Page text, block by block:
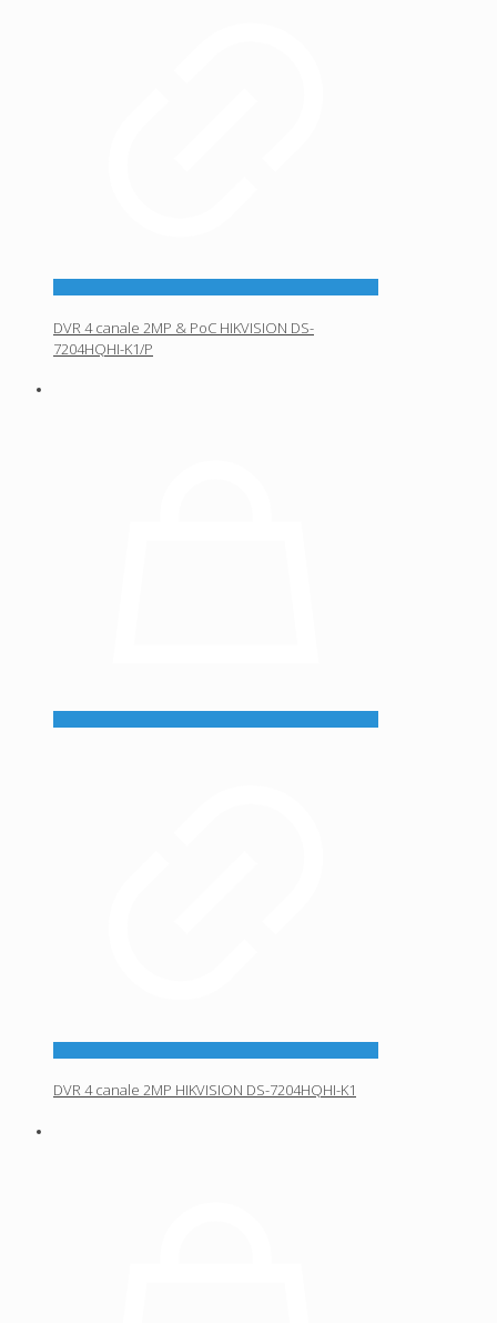
DVR 4 canale 2MP & PoC HIKVISION DS-
7204HQHI-K1/P
DVR 4 canale 2MP HIKVISION DS-7204HQHI-K1